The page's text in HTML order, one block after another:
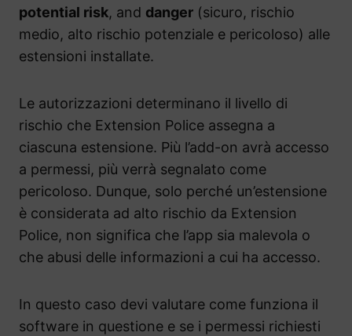
potential risk, and danger (sicuro, rischio
medio, alto rischio potenziale e pericoloso) alle
estensioni installate.
Le autorizzazioni determinano il livello di
rischio che Extension Police assegna a
ciascuna estensione. Più l’add-on avrà accesso
a permessi, più verrà segnalato come
pericoloso. Dunque, solo perché un’estensione
è considerata ad alto rischio da Extension
Police, non significa che l’app sia malevola o
che abusi delle informazioni a cui ha accesso.
In questo caso devi valutare come funziona il
software in questione e se i permessi richiesti